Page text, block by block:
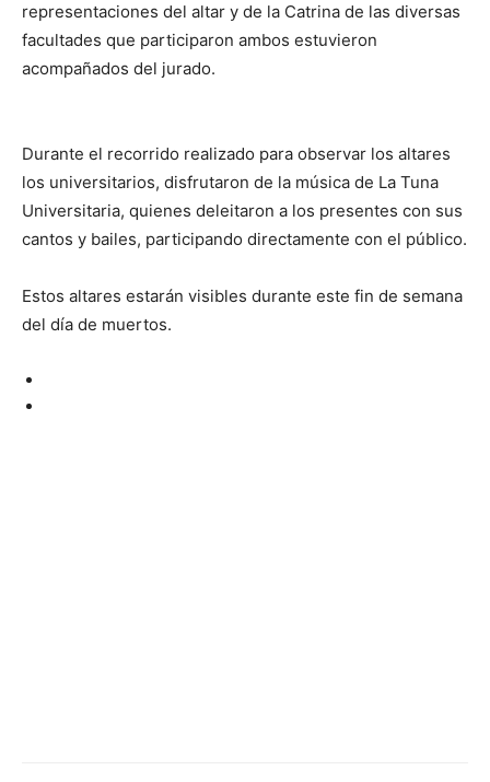
representaciones del altar y de la Catrina de las diversas
facultades que participaron ambos estuvieron
acompañados del jurado.
Durante el recorrido realizado para observar los altares
los universitarios, disfrutaron de la música de La Tuna
Universitaria, quienes deleitaron a los presentes con sus
cantos y bailes, participando directamente con el público.
Estos altares estarán visibles durante este fin de semana
del día de muertos.